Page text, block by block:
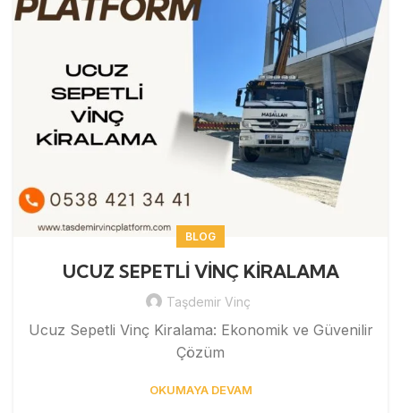
BLOG
UCUZ SEPETLİ VİNÇ KİRALAMA
Taşdemir Vinç
Ucuz Sepetli Vinç Kiralama: Ekonomik ve Güvenilir
Çözüm
OKUMAYA DEVAM